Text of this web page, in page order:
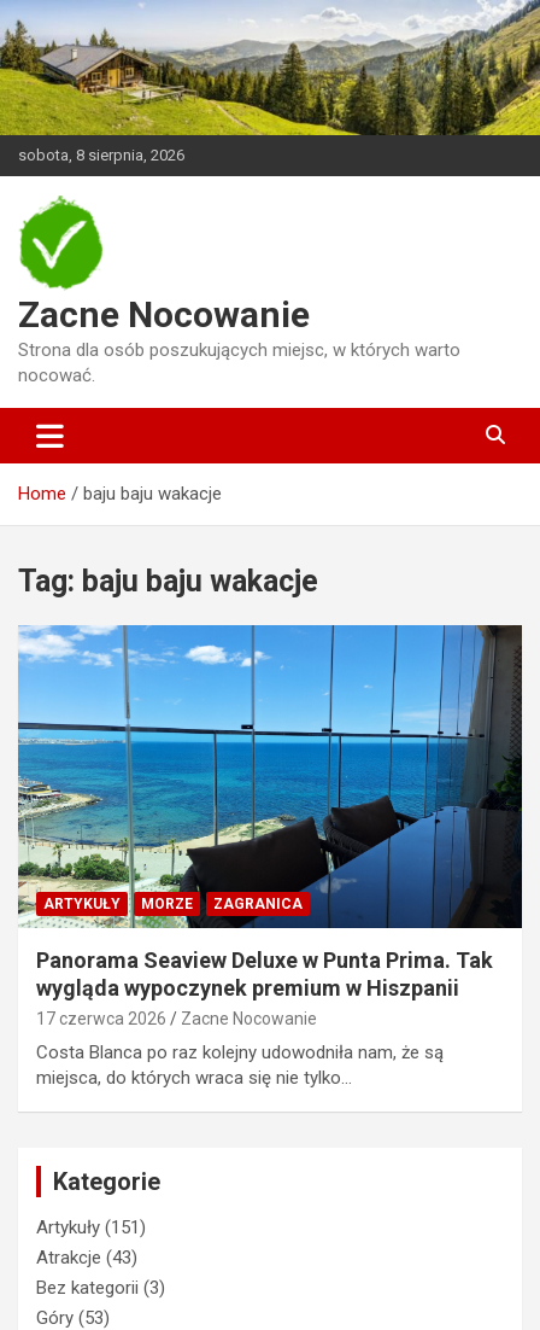
Skip
to
content
sobota, 8 sierpnia, 2026
Zacne Nocowanie
Strona dla osób poszukujących miejsc, w których warto
nocować.
Home baju baju wakacje
Tag: baju baju wakacje
ARTYKUŁY MORZE ZAGRANICA
Panorama Seaview Deluxe w Punta Prima. Tak
wygląda wypoczynek premium w Hiszpanii
17 czerwca 2026 Zacne Nocowanie
Costa Blanca po raz kolejny udowodniła nam, że są
miejsca, do których wraca się nie tylko…
Kategorie
Artykuły (151)
Atrakcje (43)
Bez kategorii (3)
Góry (53)